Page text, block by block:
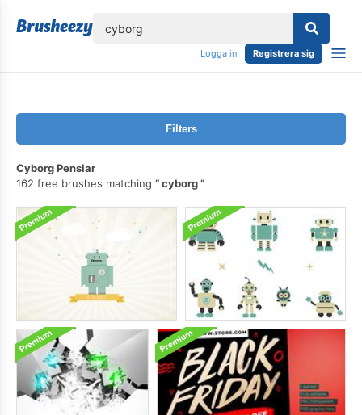
Logga in Registrera sig
Filters
Cyborg Penslar
162 free brushes matching
cyborg